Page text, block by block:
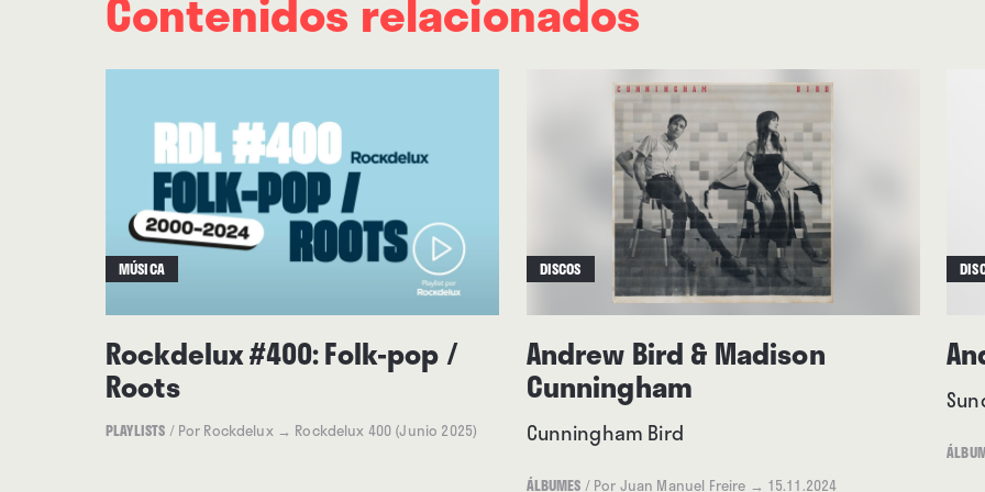
MÚSICA
Rockdelux #400: Folk-pop /
Roots
PLAYLISTS / Por Rockdelux → Rockdelux 400 (Junio 2025)
DISCOS
Andrew Bird & Madison
Cunningham
Cunningham Bird
ÁLBUMES / Por Juan Manuel Freire → 15.11.2024